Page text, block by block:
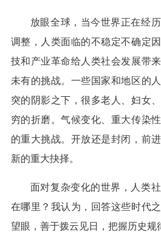
放眼全球，当今世界正在经
调整，人类面临的不稳定不确定
技和产业革命给人类社会发展带
未有的挑战。一些国家和地区的
突的阴影之下，很多老人、妇女
穷的折磨。气候变化、重大传染
的重大挑战。开放还是封闭，前
新的重大抉择。
面对复杂变化的世界，人类
在哪里？我认为，回答这些时代
望眼，善于拨云见日，把握历史规